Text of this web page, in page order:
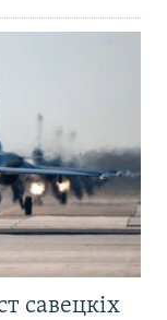
савецкіх